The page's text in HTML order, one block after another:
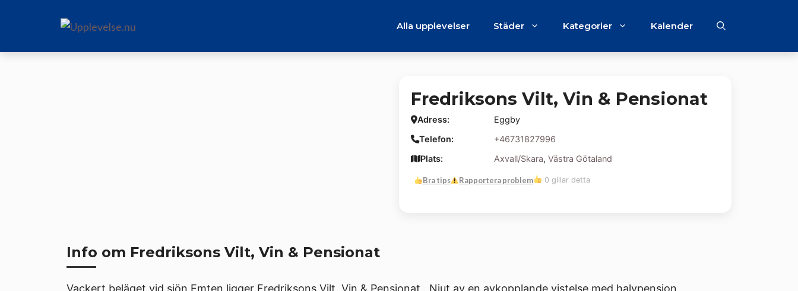
Alla upplevelser Städer Kategorier Kalender
Fredriksons Vilt, Vin & Pensionat
Adress:
Eggby
Telefon:
+46731827996
Plats:
Axvall/Skara, Västra Götaland
Bra tips Rapportera problem 0 gillar detta
Info om Fredriksons Vilt, Vin & Pensionat
Vackert beläget vid sjön Emten ligger Fredriksons Vilt, Vin & Pensionat . Njut av en avkopplande vistelse med halvpension,